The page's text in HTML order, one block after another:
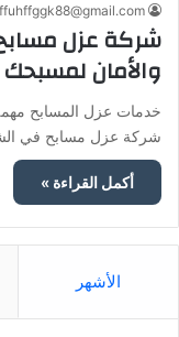
شركة عزل
والأمان لمسبحك
خدمات عزل المسابح مهمة
شركة عزل مسابح في
أكمل القراءة »
الأشهر